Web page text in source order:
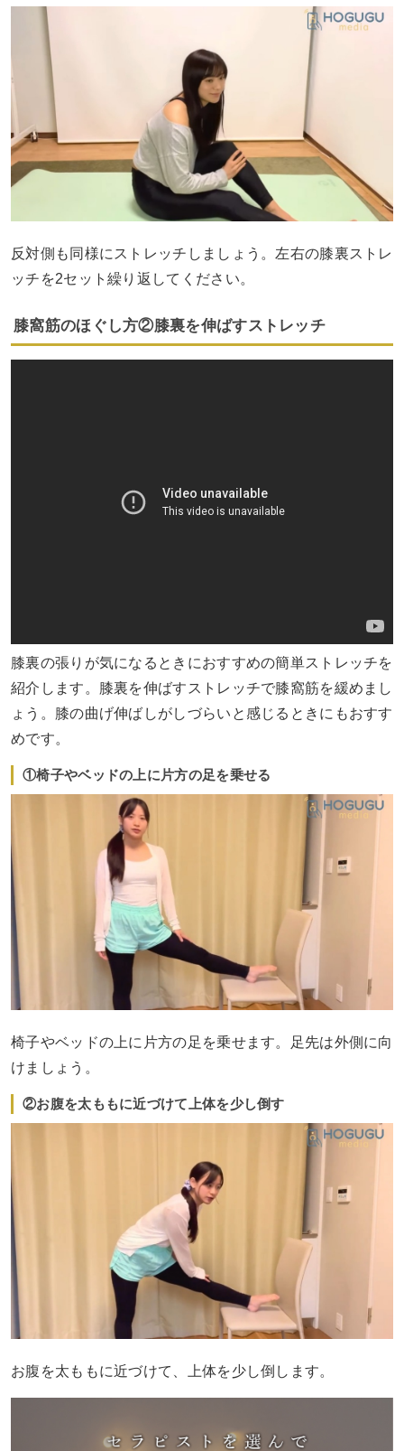
反対側も同様にストレッチしましょう。左右の膝裏ストレ
ッチを2セット繰り返してください。
膝窩筋のほぐし方②膝裏を伸ばすストレッチ
膝裏の張りが気になるときにおすすめの簡単ストレッチを
紹介します。膝裏を伸ばすストレッチで膝窩筋を緩めまし
ょう。膝の曲げ伸ばしがしづらいと感じるときにもおすす
めです。
①椅子やベッドの上に片方の足を乗せる
椅子やベッドの上に片方の足を乗せます。足先は外側に向
けましょう。
②お腹を太ももに近づけて上体を少し倒す
お腹を太ももに近づけて、上体を少し倒します。